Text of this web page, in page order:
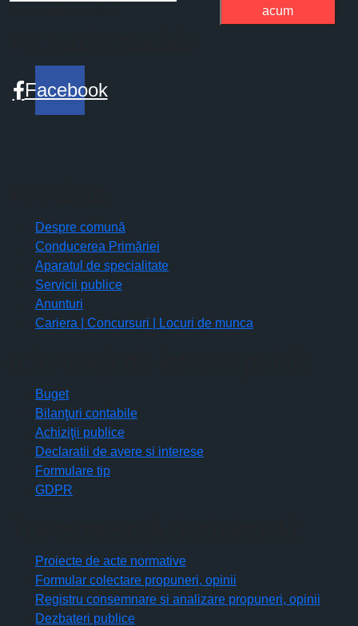
acum
Facebook
Despre comună
Conducerea Primăriei
Aparatul de specialitate
Servicii publice
Anunturi
Cariera | Concursuri | Locuri de munca
Buget
Bilanţuri contabile
Achiziţii publice
Declaratii de avere si interese
Formulare tip
GDPR
Proiecte de acte normative
Formular colectare propuneri, opinii
Registru consemnare si analizare propuneri, opinii
Dezbateri publice